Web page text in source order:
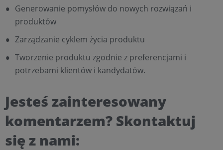
Generowanie pomysłów do nowych rozwiązań i
produktów
Zarządzanie cyklem życia produktu
Tworzenie produktu zgodnie z preferencjami i
potrzebami klientów i kandydatów.
Jesteś zainteresowany
komentarzem? Skontaktuj
się z nami: